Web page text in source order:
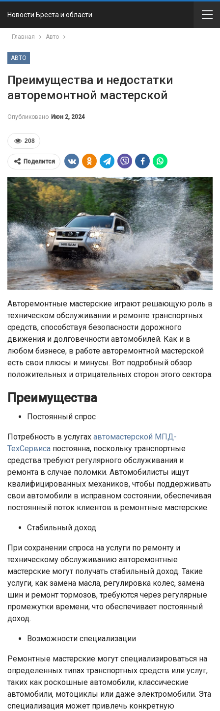
Новости Бреста и области
Главная Авто
АВТО
Преимущества и недостатки
авторемонтной мастерской
Опубликовано Июн 2, 2024
208
Поделится
Авторемонтные мастерские играют решающую роль в
техническом обслуживании и ремонте транспортных
средств, способствуя безопасности дорожного
движения и долговечности автомобилей. Как и в
любом бизнесе, в работе авторемонтной мастерской
есть свои плюсы и минусы. Вот подробный обзор
положительных и отрицательных сторон этого сектора.
Преимущества
Постоянный спрос
Потребность в услугах автомастерской МПД-
ТехСервиса постоянна, поскольку транспортные
средства требуют регулярного обслуживания и
ремонта в случае поломки. Автомобилисты ищут
квалифицированных механиков, чтобы поддерживать
свои автомобили в исправном состоянии, обеспечивая
постоянный поток клиентов в ремонтные мастерские.
Стабильный доход
При сохранении спроса на услуги по ремонту и
техническому обслуживанию авторемонтные
мастерские могут получать стабильный доход. Такие
услуги, как замена масла, регулировка колес, замена
шин и ремонт тормозов, требуются через регулярные
промежутки времени, что обеспечивает постоянный
доход.
Возможности специализации
Ремонтные мастерские могут специализироваться на
определенных типах транспортных средств или услуг,
таких как роскошные автомобили, классические
автомобили, мотоциклы или даже электромобили. Эта
специализация может привлечь конкретную